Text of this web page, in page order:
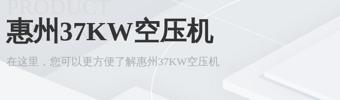
AIRLONG
惠州37KW空压机
在这里，您可以更方便了解惠州37KW空压机